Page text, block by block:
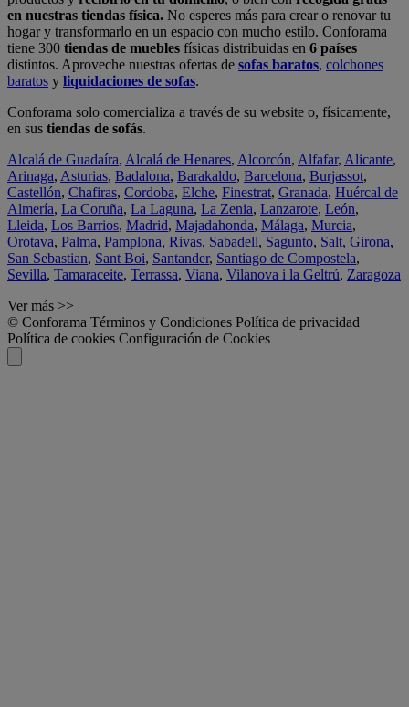
en nuestras tiendas física. No esperes más para crear o renovar tu
hogar y transformarlo en un espacio con mucho estilo. Conforama
tiene 300 tiendas de muebles físicas distribuidas en 6 países
distintos. Aproveche nuestras ofertas de sofas baratos, colchones
baratos y liquidaciones de sofas.
Conforama solo comercializa a través de su website o, físicamente,
en sus tiendas de sofás.
Alcalá de Guadaíra, Alcalá de Henares, Alcorcón, Alfafar, Alicante,
Arinaga, Asturias, Badalona, Barakaldo, Barcelona, Burjassot,
Castellón, Chafiras, Cordoba, Elche, Finestrat, Granada, Huércal de
Almería, La Coruña, La Laguna, La Zenia, Lanzarote, León,
Lleida, Los Barrios, Madrid, Majadahonda, Málaga, Murcia,
Orotava, Palma, Pamplona, Rivas, Sabadell, Sagunto, Salt, Girona,
San Sebastian, Sant Boi, Santander, Santiago de Compostela,
Sevilla, Tamaraceite, Terrassa, Viana, Vilanova i la Geltrú, Zaragoza
Ver más >>
© Conforama Términos y Condiciones Política de privacidad
Política de cookies Configuración de Cookies